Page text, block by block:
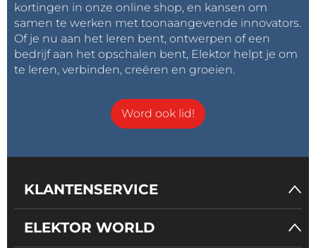
kortingen in onze online shop, en kansen om
samen te werken met toonaangevende innovators.
Of je nu aan het leren bent, ontwerpen of een
bedrijf aan het opschalen bent, Elektor helpt je om
te leren, verbinden, creëren en groeien.
Word ook lid!
KLANTENSERVICE
ELEKTOR WORLD